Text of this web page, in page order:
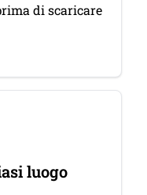
di scaricare
luogo